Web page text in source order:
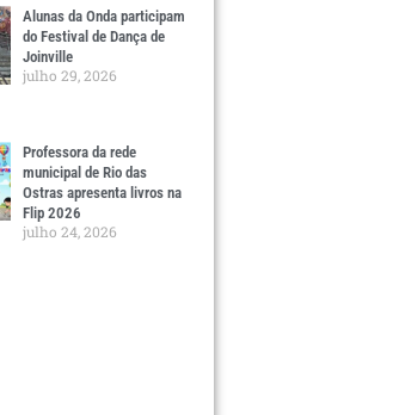
Alunas da Onda participam
do Festival de Dança de
Joinville
julho 29, 2026
Professora da rede
municipal de Rio das
Ostras apresenta livros na
Flip 2026
julho 24, 2026